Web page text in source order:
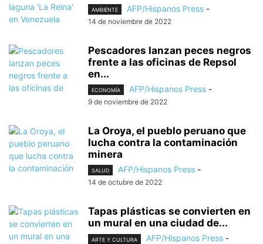
AMBIENTE AFP/Hispanos Press -
14 de noviembre de 2022
Pescadores lanzan peces negros
frente a las oficinas de Repsol
en...
ECONOMÍA AFP/Hispanos Press -
9 de noviembre de 2022
La Oroya, el pueblo peruano que
lucha contra la contaminación
minera
SALUD AFP/Hispanos Press -
14 de octubre de 2022
Tapas plásticas se convierten en
un mural en una ciudad de...
ARTE Y CULTURA AFP/Hispanos Press -